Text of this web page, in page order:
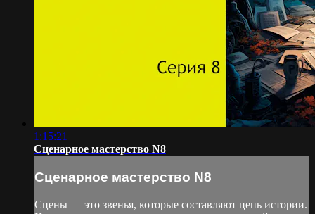
1:15:21
Сценарное мастерство N8
Сценарное мастерство N8
Сцены — это звенья, которые составляют цепь истории.